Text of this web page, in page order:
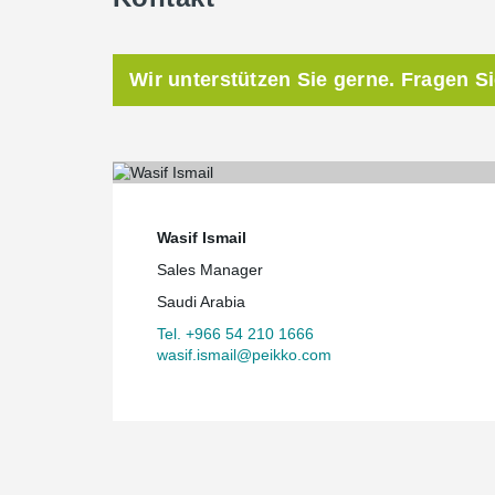
Wir unterstützen Sie gerne. Fragen
Wasif Ismail
Sales Manager
Saudi Arabia
Tel. +966 54 210 1666
wasif.ismail@peikko.com